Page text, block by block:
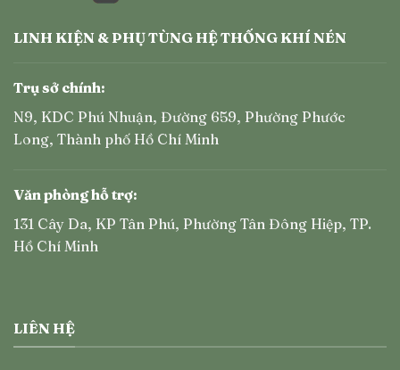
LINH KIỆN & PHỤ TÙNG HỆ THỐNG KHÍ NÉN
Trụ sở chính:
N9, KDC Phú Nhuận, Đường 659, Phường Phước
Long, Thành phố Hồ Chí Minh
Văn phòng hỗ trợ:
131 Cây Da, KP Tân Phú, Phường Tân Đông Hiệp, TP.
Hồ Chí Minh
LIÊN HỆ